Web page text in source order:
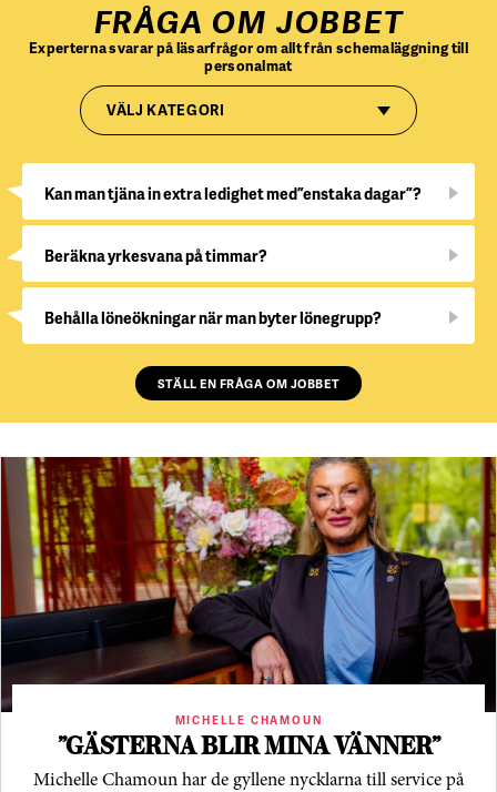
FRÅGA OM JOBBET
Experterna svarar på läsarfrågor om allt från schemaläggning till
personalmat
VÄLJ KATEGORI
Kan man tjäna in extra ledighet med ”enstaka dagar”?
Beräkna yrkesvana på timmar?
Behålla löneökningar när man byter lönegrupp?
STÄLL EN FRÅGA OM JOBBET
MICHELLE CHAMOUN
”GÄSTERNA BLIR MINA VÄNNER”
Michelle Chamoun har de gyllene nycklarna till service på